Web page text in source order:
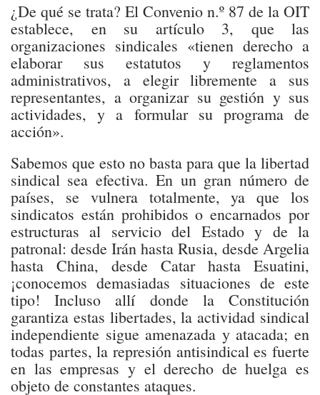
¿De qué se trata? El Convenio n.º 87 de la OIT
establece, en su artículo 3, que las
organizaciones sindicales «tienen derecho a
elaborar sus estatutos y reglamentos
administrativos, a elegir libremente a sus
representantes, a organizar su gestión y sus
actividades, y a formular su programa de
acción».
Sabemos que esto no basta para que la libertad
sindical sea efectiva. En un gran número de
países, se vulnera totalmente, ya que los
sindicatos están prohibidos o encarnados por
estructuras al servicio del Estado y de la
patronal: desde Irán hasta Rusia, desde Argelia
hasta China, desde Catar hasta Esuatini,
¡conocemos demasiadas situaciones de este
tipo! Incluso allí donde la Constitución
garantiza estas libertades, la actividad sindical
independiente sigue amenazada y atacada; en
todas partes, la represión antisindical es fuerte
en las empresas y el derecho de huelga es
objeto de constantes ataques.